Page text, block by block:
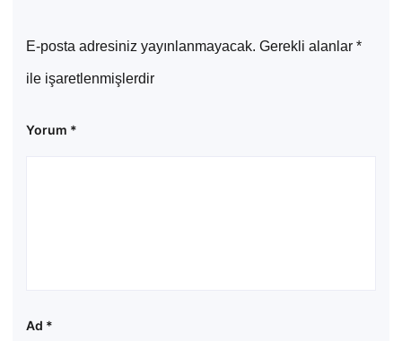
E-posta adresiniz yayınlanmayacak. Gerekli alanlar *
ile işaretlenmişlerdir
Yorum *
Ad *